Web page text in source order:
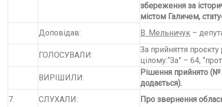
збереження за
містом Галичем,
Доповідав:
В. Мельничук –
ГОЛОСУВАЛИ:
За прийняття
цілому:“За” – 64,
ВИРІШИЛИ:
Рішення прийнято
додається).
7.
СЛУХАЛИ: Про звернення